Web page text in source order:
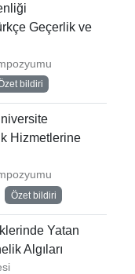
Geçerlik ve
bildiri
Hizmetlerine
Özet bildiri
Yatan
Algıları